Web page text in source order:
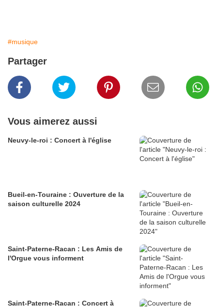
#musique
Partager
Vous aimerez aussi
Neuvy-le-roi : Concert à l'église
Bueil-en-Touraine : Ouverture de la
saison culturelle 2024
Saint-Paterne-Racan : Les Amis de
l'Orgue vous informent
Saint-Paterne-Racan : Concert à